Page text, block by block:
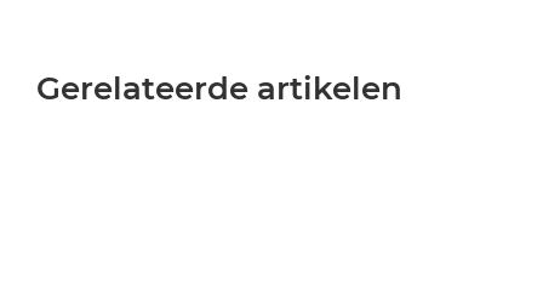
Gerelateerde artikelen